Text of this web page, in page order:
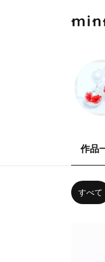
作品
すべて